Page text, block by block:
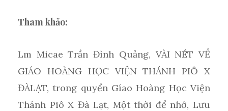
Tham khảo:
Lm Micae Trần Đình Quảng, VÀI NÉT VỀ
GIÁO HOÀNG HỌC VIỆN THÁNH PIÔ X
ĐÀLẠT, trong quyển Gíao Hoàng Học Viện
Thánh Piô X Đà Lạt, Một thời để nhớ, Lưu